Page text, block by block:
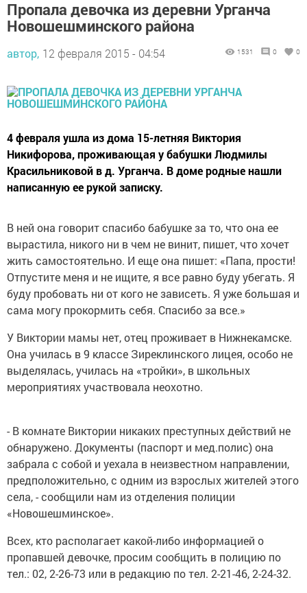
Пропала девочка из деревни Урганча
Новошешминского района
автор, 12 февраля 2015 - 04:54 1531 0 0
4 февраля ушла из дома 15-летняя Виктория
Никифорова, проживающая у бабушки Людмилы
Красильниковой в д. Урганча. В доме родные нашли
написанную ее рукой записку.
В ней она говорит спасибо бабушке за то, что она ее
вырастила, никого ни в чем не винит, пишет, что хочет
жить самостоятельно. И еще она пишет: «Папа, прости!
Отпустите меня и не ищите, я все равно буду убегать. Я
буду пробовать ни от кого не зависеть. Я уже большая и
сама могу прокормить себя. Спасибо за все.»
У Виктории мамы нет, отец проживает в Нижнекамске.
Она училась в 9 классе Зиреклинского лицея, особо не
выделялась, училась на «тройки», в школьных
мероприятиях участвовала неохотно.
- В комнате Виктории никаких преступных действий не
обнаружено. Документы (паспорт и мед.полис) она
забрала с собой и уехала в неизвестном направлении,
предположительно, с одним из взрослых жителей этого
села, - сообщили нам из отделения полиции
«Новошешминское».
Всех, кто располагает какой-либо информацией о
пропавшей девочке, просим сообщить в полицию по
тел.: 02, 2-26-73 или в редакцию по тел. 2-21-46, 2-24-32.